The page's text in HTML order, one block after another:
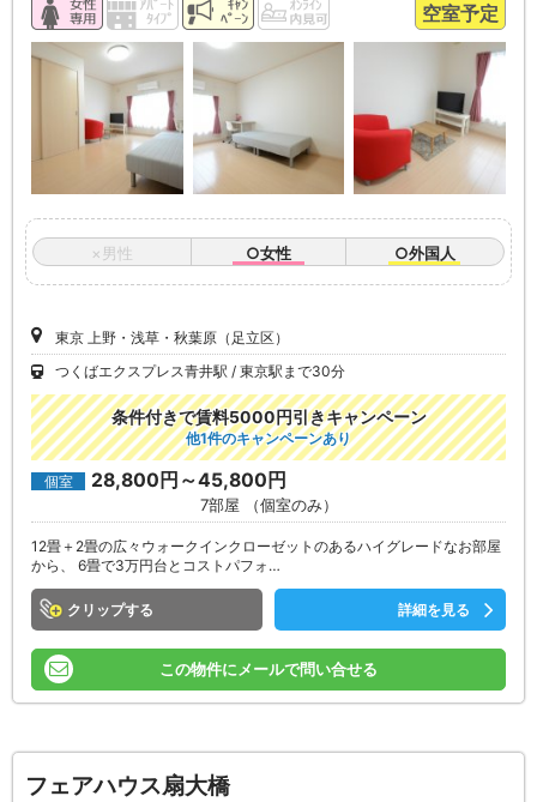
空室予定
×男性 ○女性 ○外国人
東京 上野・浅草・秋葉原（足立区）
つくばエクスプレス青井駅
東京駅まで30分
条件付きで賃料5000円引きキャンペーン
他1件のキャンペーンあり
個室 28,800円～45,800円
7部屋 （個室のみ）
12畳＋2畳の広々ウォークインクローゼットのあるハイグレードなお部屋
から、 6畳で3万円台とコストパフォ…
クリップ 詳細を見る
この物件にメールで問い合せる
フェアハウス扇大橋